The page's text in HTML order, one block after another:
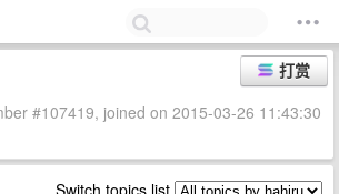
打赏
#107419, joined on 2015-03-26 11:43:30
Switch topics list